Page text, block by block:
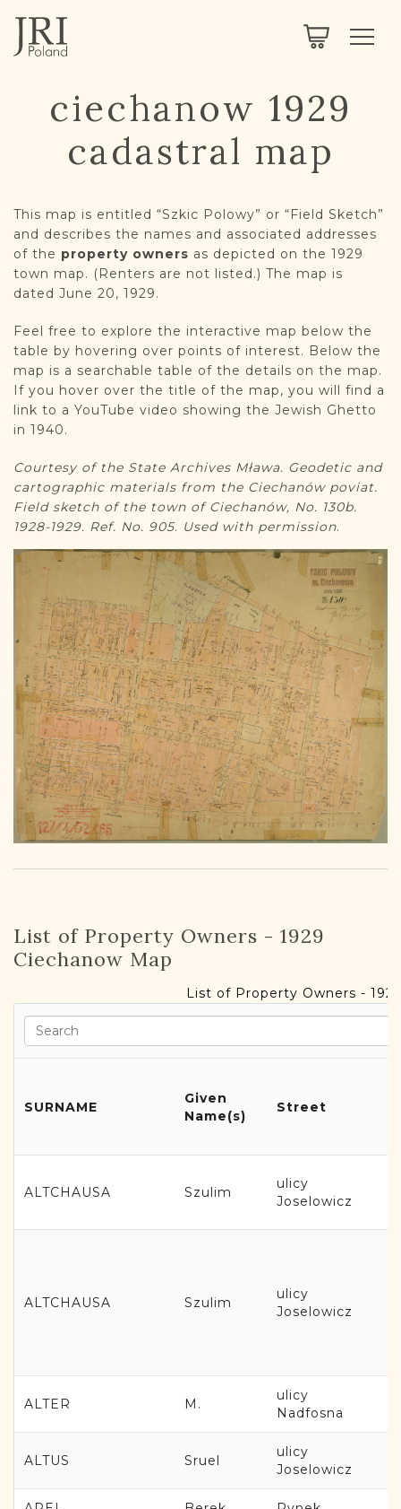
ABOUT
ABOUT US
BLOG
NEXTGEN
LIMITED DATA SET FOR TESTING ONLY
PROJECT EXPLORER
COMMUNITY FORUM
REGISTER / LOG IN
DONATE
ciechanow 1929
cadastral map
This map is entitled “Szkic Polowy” or “Field Sketch”
and describes the names and associated addresses
of the property owners as depicted on the 1929
town map. (Renters are not listed.) The map is
dated June 20, 1929.
Feel free to explore the interactive map below the
table by hovering over points of interest. Below the
map is a searchable table of the details on the map.
If you hover over the title of the map, you will find a
link to a YouTube video showing the Jewish Ghetto
in 1940.
Courtesy of the State Archives Mława. Geodetic and
cartographic materials from the Ciechanów poviat.
Field sketch of the town of Ciechanów, No. 130b.
1928-1929. Ref. No. 905. Used with permission.
List of Property Owners - 1929
Ciechanow Map
SURNAME
Given
Name(s)
Street
List of Property Owners -
ALTCHAUSA Szulim
ulicy
Joselowicz
ALTCHAUSA Szulim
ulicy
Joselowicz
ALTER M.
ulicy
Nadfosna
ALTUS Sruel
ulicy
Joselowicz